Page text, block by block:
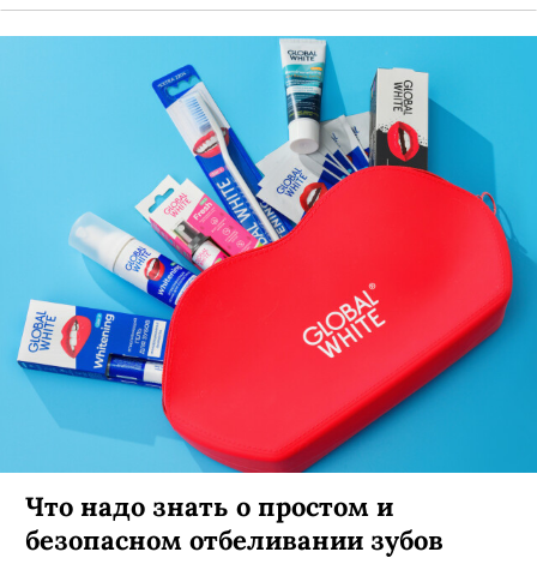
Что надо знать о простом и
безопасном отбеливании зубов